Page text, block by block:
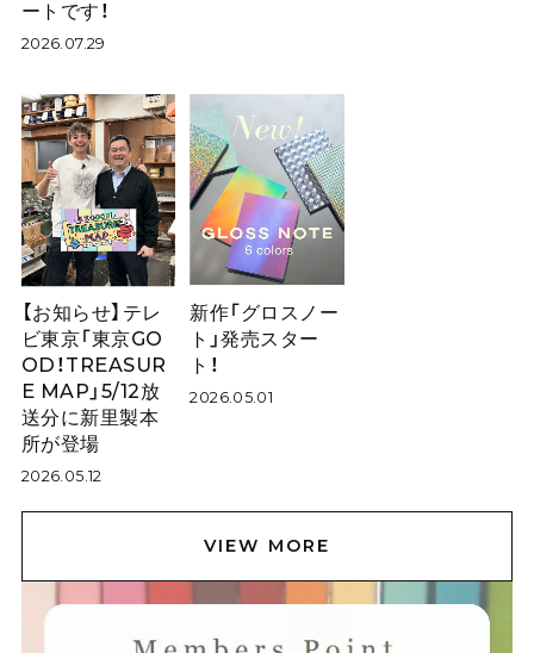
ートです！
2026.07.29
【お知らせ】テレ
ビ東京「東京GO
OD！TREASUR
E MAP」5/12放
送分に新里製本
所が登場
2026.05.12
新作「グロスノー
ト」発売スター
ト！
2026.05.01
VIEW MORE